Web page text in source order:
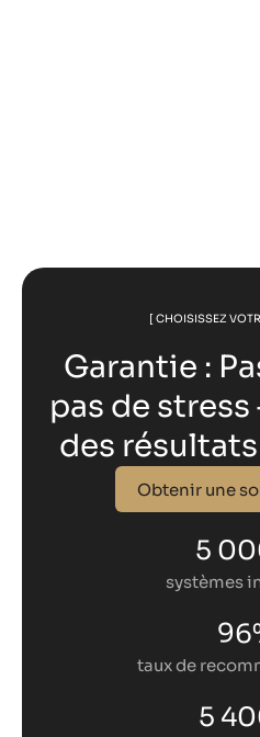
[ CHOISISSEZ
Garantie :
pas de
des
Obtenir une
5
systèmes
taux de
5